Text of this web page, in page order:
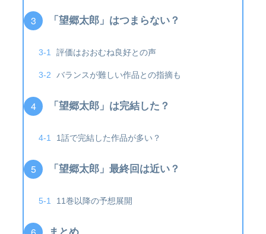
「望郷太郎」はつまらない？
評価はおおむね良好との声
バランスが難しい作品との指摘も
「望郷太郎」は完結した？
1話で完結した作品が多い？
「望郷太郎」最終回は近い？
11巻以降の予想展開